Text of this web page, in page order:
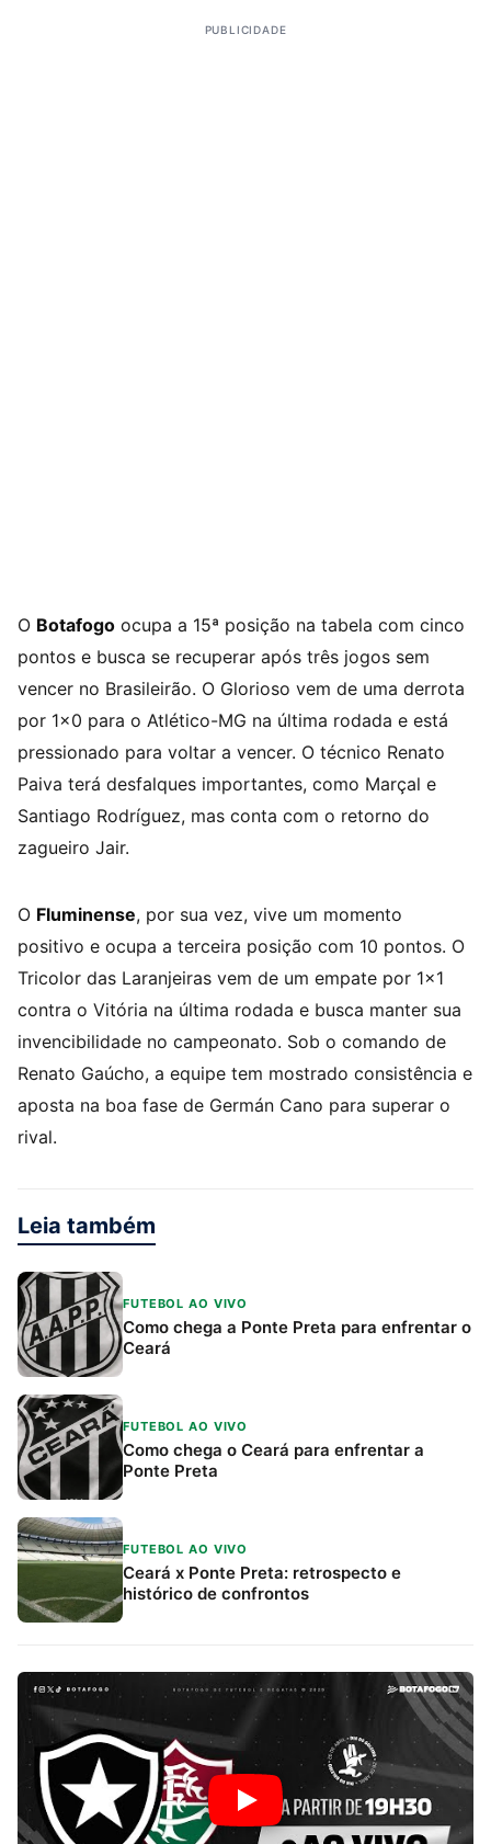
PUBLICIDADE
O Botafogo ocupa a 15ª posição na tabela com cinco
pontos e busca se recuperar após três jogos sem
vencer no Brasileirão. O Glorioso vem de uma derrota
por 1×0 para o Atlético-MG na última rodada e está
pressionado para voltar a vencer. O técnico Renato
Paiva terá desfalques importantes, como Marçal e
Santiago Rodríguez, mas conta com o retorno do
zagueiro Jair.
O Fluminense, por sua vez, vive um momento
positivo e ocupa a terceira posição com 10 pontos. O
Tricolor das Laranjeiras vem de um empate por 1×1
contra o Vitória na última rodada e busca manter sua
invencibilidade no campeonato. Sob o comando de
Renato Gaúcho, a equipe tem mostrado consistência e
aposta na boa fase de Germán Cano para superar o
rival.
Leia também
FUTEBOL AO VIVO
Como chega a Ponte Preta para enfrentar o
Ceará
FUTEBOL AO VIVO
Como chega o Ceará para enfrentar a
Ponte Preta
FUTEBOL AO VIVO
Ceará x Ponte Preta: retrospecto e
histórico de confrontos